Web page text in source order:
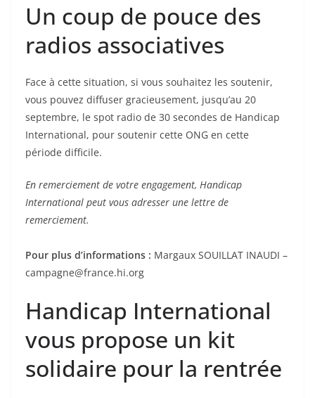
Un coup de pouce des
radios associatives
Face à cette situation, si vous souhaitez les soutenir,
vous pouvez diffuser gracieusement, jusqu’au 20
septembre, le spot radio de 30 secondes de Handicap
International, pour soutenir cette ONG en cette
période difficile.
En remerciement de votre engagement, Handicap
International peut vous adresser une lettre de
remerciement.
Pour plus d’informations : Margaux SOUILLAT INAUDI –
campagne@france.hi.org
Handicap International
vous propose un kit
solidaire pour la rentrée